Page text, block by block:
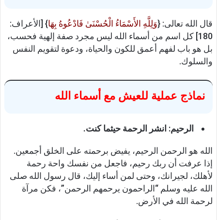
قال الله تعالى: {وَلِلَّهِ الأَسْمَاءُ الْحُسْنَىٰ فَادْعُوهُ بِهَا} [الأعراف:
180] كل اسم من أسماء الله ليس مجرد صفة إلهية فحسب،
بل هو باب لفهم أعمق للكون والحياة، ودعوة لتقويم النفس
والسلوك.
نماذج عملية للعيش مع أسماء الله
الرحيم: انشر الرحمة حيثما كنت.
الله هو الرحمن الرحيم، يفيض برحمته على الخلق أجمعين.
إذا عرفت أن ربك رحيم، فاجعل من نفسك واحة رحمة
لأهلك، لجيرانك، وحتى لمن أساء إليك، قال رسول الله صلى
الله عليه وسلم “الراحمون يرحمهم الرحمن”، فكن مرآة
لرحمة الله في الأرض.